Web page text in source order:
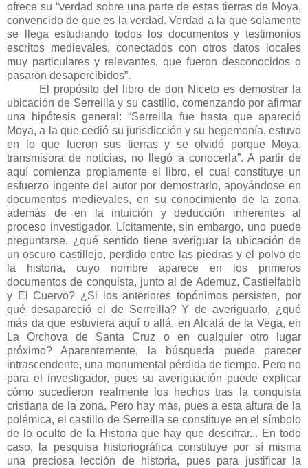
ofrece su “verdad sobre una parte de estas tierras de Moya,
convencido de que es la verdad. Verdad a la que solamente
se llega estudiando todos los documentos y testimonios
escritos medievales, conectados con otros datos locales
muy particulares y relevantes, que fueron desconocidos o
pasaron desapercibidos”.
El propósito del libro de don Niceto es demostrar la
ubicación de Serreilla y su castillo, comenzando por afirmar
una hipótesis general: “Serreilla fue hasta que apareció
Moya, a la que cedió su jurisdicción y su hegemonía, estuvo
en lo que fueron sus tierras y se olvidó porque Moya,
transmisora de noticias, no llegó a conocerla”. A partir de
aquí comienza propiamente el libro, el cual constituye un
esfuerzo ingente del autor por demostrarlo, apoyándose en
documentos medievales, en su conocimiento de la zona,
además de en la intuición y deducción inherentes al
proceso investigador. Lícitamente, sin embargo, uno puede
preguntarse, ¿qué sentido tiene averiguar la ubicación de
un oscuro castillejo, perdido entre las piedras y el polvo de
la historia, cuyo nombre aparece en los primeros
documentos de conquista, junto al de Ademuz, Castielfabib
y El Cuervo? ¿Si los anteriores topónimos persisten, por
qué desapareció el de Serreilla? Y de averiguarlo, ¿qué
más da que estuviera aquí o allá, en Alcalá de la Vega, en
La Orchova de Santa Cruz o en cualquier otro lugar
próximo? Aparentemente, la búsqueda puede parecer
intrascendente, una monumental pérdida de tiempo. Pero no
para el investigador, pues su averiguación puede explicar
cómo sucedieron realmente los hechos tras la conquista
cristiana de la zona. Pero hay más, pues a esta altura de la
polémica, el castillo de Serreilla se constituye en el símbolo
de lo oculto de la Historia que hay que descifrar... En todo
caso, la pesquisa historiográfica constituye por sí misma
una preciosa lección de historia, pues para justificar la